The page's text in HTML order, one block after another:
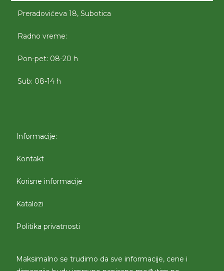
Preradovićeva 18, Subotica
Radno vreme:
Pon-pet: 08-20 h
Sub: 08-14 h
Informacije:
Kontakt
Korisne informacije
Katalozi
Politika privatnosti
Maksimalno se trudimo da sve informacije, cene i